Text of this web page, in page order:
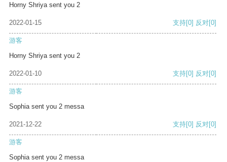
Horny Shriya sent you 2
2022-01-15 支持[0] 反对[0]
游客
Horny Shriya sent you 2
2022-01-10 支持[0] 反对[0]
游客
Sophia sent you 2 messa
2021-12-22 支持[0] 反对[0]
游客
Sophia sent you 2 messa